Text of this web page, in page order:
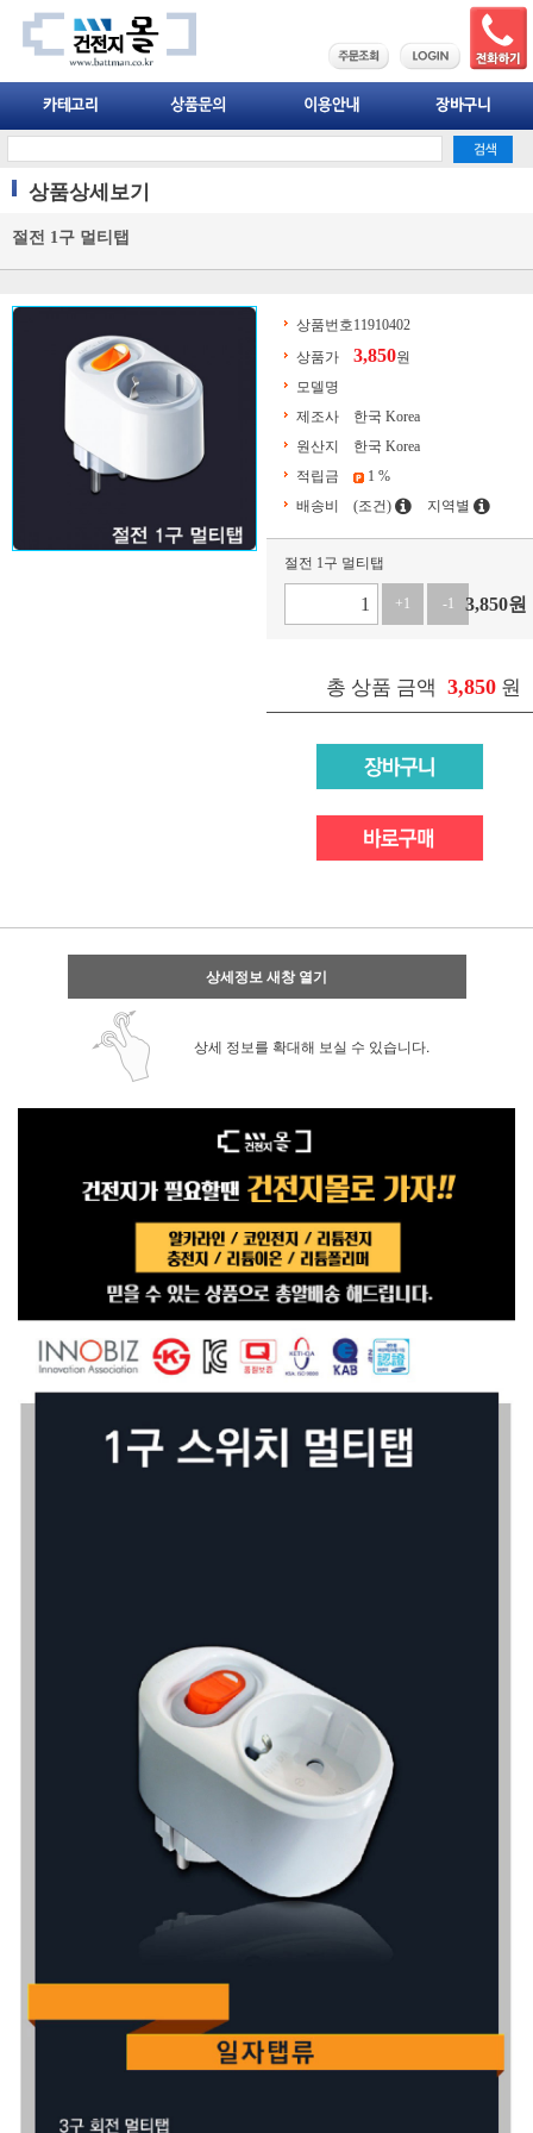
상품상세보기
절전 1구 멀티탭
상품번호11910402
상품가
3,850원
모델명
제조사
한국 Korea
원산지
한국 Korea
적립금
1 %
배송비
(조건) 지역별
절전 1구 멀티탭
+1 -1 3,850원
총 상품 금액 3,850 원
상세정보 새창 열기
상세 정보를 확대해 보실 수 있습니다.